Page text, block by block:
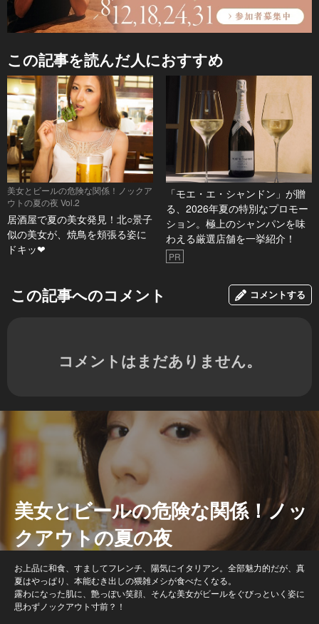
この記事を読んだ人におすすめ
美女とビールの危険な関係！ノックア
ウトの夏の夜 Vol.2
居酒屋で夏の美女発見！北○景子
似の美女が、焼鳥を頬張る姿に
ドキッ❤︎
「モエ・エ・シャンドン」が贈
る、2026年夏の特別なプロモー
ション。極上のシャンパンを味
わえる厳選店舗を一挙紹介！
PR
この記事へのコメント コメントする
コメントはまだありません。
美女とビールの危険な関係！ノッ
クアウトの夏の夜
お上品に和食、すましてフレンチ、陽気にイタリアン。全部魅力的だが、真
夏はやっぱり、本能むき出しの猥雑メシが食べたくなる。
露わになった肌に、艶っぽい笑顔、そんな美女がビールをぐびっといく姿に
思わずノックアウト寸前？！